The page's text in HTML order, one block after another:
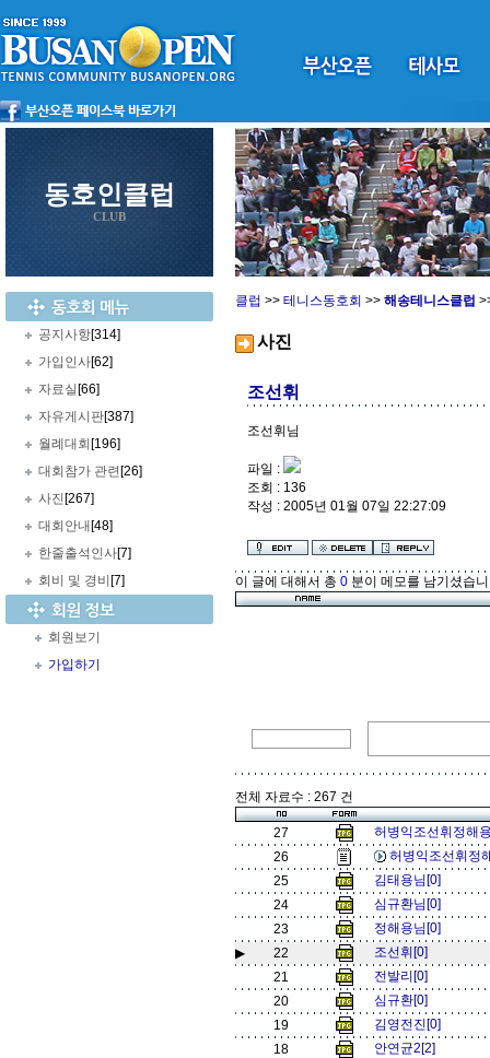
동호인클럽
CLUB
공지사항[314]
가입인사[62]
자료실 [66]
자유게시판[387]
월례대회 [196]
대회참가 관련 [26]
사진 [267]
대회안내 [48]
한줄출석인사[7]
회비 및 경비 [7]
회원보기
가입하기
클럽 >> 테니스동호회 >> 해송테니스클럽
사진
조선휘
조선휘님
파일 :
조회 : 136
작성 : 2005년 01월 07일 22:27:09
이 글에 대해서 총 0 분이 메모를 남기셨습
전체 자료수 : 267 건
27
허병익조선휘정해
26
허병익조선휘정
25
김태용님[0]
24
심규환님[0]
23
정해용님[0]
▶
22
조선휘[0]
21
전발리[0]
20
심규환[0]
19
김영전진[0]
18
안연균2[2]